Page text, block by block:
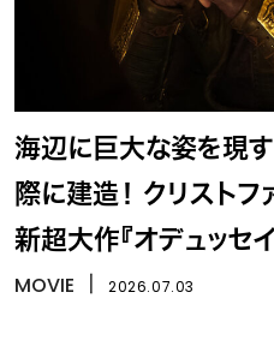
海辺に巨大な姿を現す
際に建造！ クリストフ
新超大作『オデュッセ
禁
MOVIE 2026.07.03